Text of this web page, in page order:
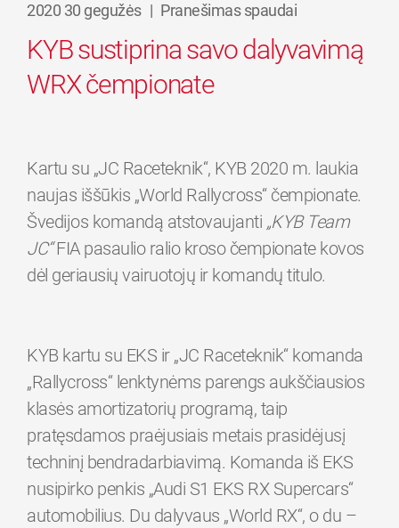
2020 30 gegužės | Pranešimas spaudai
KYB sustiprina savo dalyvavimą
WRX čempionate
Kartu su „JC Raceteknik“, KYB 2020 m. laukia
naujas iššūkis „World Rallycross“ čempionate.
Švedijos komandą atstovaujanti „KYB Team
JC“FIA pasaulio ralio kroso čempionate kovos
dėl geriausių vairuotojų ir komandų titulo.
KYB kartu su EKS ir „JC Raceteknik“ komanda
„Rallycross“ lenktynėms parengs aukščiausios
klasės amortizatorių programą, taip
pratęsdamos praėjusiais metais prasidėjusį
techninį bendradarbiavimą. Komanda iš EKS
nusipirko penkis „Audi S1 EKS RX Supercars“
automobilius. Du dalyvaus „World RX“, o du –